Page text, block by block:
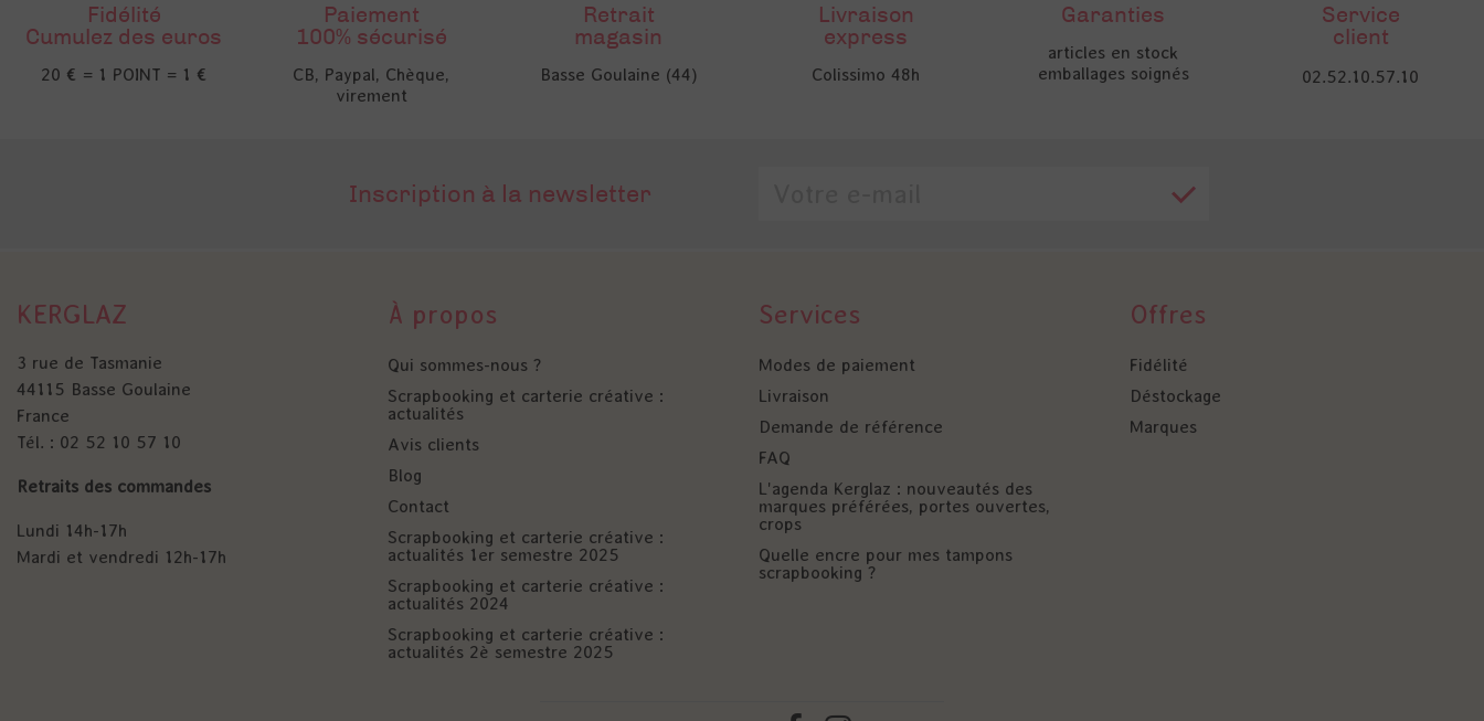
Fidélité
Cumulez des euros
20 € = 1 POINT = 1 €
Paiement
100% sécurisé
CB, Paypal, Chèque,
virement
Retrait
magasin
Basse Goulaine (44)
Livraison
express
Colissimo 48h
Garanties
articles en stock
emballages soignés
Service
client
02.52.10.57.10
Inscription à la newsletter
KERGLAZ
3 rue de Tasmanie
44115 Basse Goulaine
France
Tél. : 02 52 10 57 10
Retraits des commandes
Lundi 14h-17h
Mardi et vendredi 12h-17h
À propos
Qui sommes-nous ?
Scrapbooking et carterie créative :
actualités
Avis clients
Blog
Contact
Scrapbooking et carterie créative :
actualités 1er semestre 2025
Scrapbooking et carterie créative :
actualités 2024
Scrapbooking et carterie créative :
actualités 2è semestre 2025
Services
Modes de paiement
Livraison
Demande de référence
FAQ
L'agenda Kerglaz : nouveautés des
marques préférées, portes ouvertes,
crops
Quelle encre pour mes tampons
scrapbooking ?
Offres
Fidélité
Déstockage
Marques